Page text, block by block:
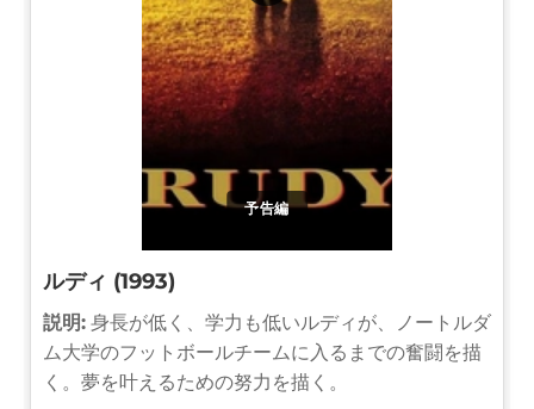
予告編
ルディ (1993)
説明: 身長が低く、学力も低いルディが、ノートルダ
ム大学のフットボールチームに入るまでの奮闘を描
く。夢を叶えるための努力を描く。